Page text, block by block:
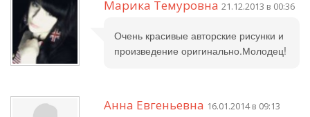
Марика Темуровна 21.12.2013 в 00:36
Очень красивые авторские рисунки и
произведение оригинально.Молодец!
Анна Евгеньевна 16.01.2014 в 09:13